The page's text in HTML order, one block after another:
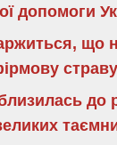
допомоги
що
страву
до